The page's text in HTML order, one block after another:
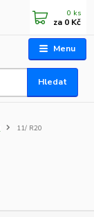
Menu
Hledat
0 ks
za 0 Kč
11/ R20